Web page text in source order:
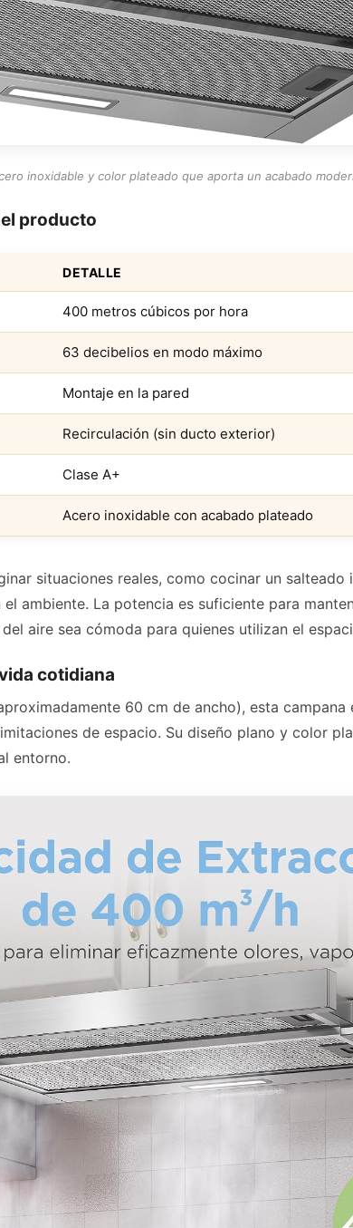
inoxidable y color plateado que aporta un acabado
producto
DETALLE
400 metros cúbicos por hora
63 decibelios en modo máximo
Montaje en la pared
Recirculación (sin ducto exterior)
Clase A+
Acero inoxidable con acabado plateado
situaciones reales, como cocinar un
ambiente. La potencia es suficiente para
aire sea cómoda para quienes utilizan el
cotidiana
60 cm de ancho), esta
de espacio. Su diseño plano y color
entorno.